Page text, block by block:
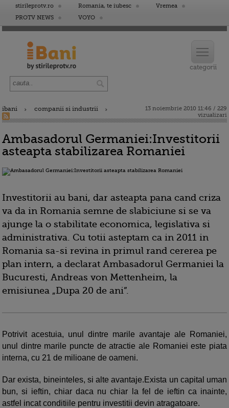
stirileprotv.ro Romania, te iubesc
Vremea
PROTV NEWS
VOYO
ibani companii si industrii
13 noiembrie 2010 11:46 / 229
vizualizari
Ambasadorul Germaniei:Investitorii
asteapta stabilizarea Romaniei
Investitorii au bani, dar asteapta pana cand criza
va da in Romania semne de slabiciune si se va
ajunge la o stabilitate economica, legislativa si
administrativa. Cu totii asteptam ca in 2011 in
Romania sa-si revina in primul rand cererea pe
plan intern, a declarat Ambasadorul Germaniei la
Bucuresti, Andreas von Mettenheim, la
emisiunea „Dupa 20 de ani”.
Potrivit acestuia, unul dintre marile avantaje ale Romaniei,
unul dintre marile puncte de atractie ale Romaniei este piata
interna, cu 21 de milioane de oameni.
Dar exista, bineinteles, si alte avantaje.Exista un capital uman
bun, si ieftin, chiar daca nu chiar la fel de ieftin ca inainte,
astfel incat conditiile pentru investitii devin atragatoare.